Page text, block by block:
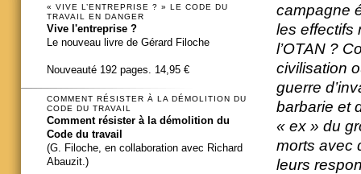
campagne
les effectifs
l’OTAN ?
civilisation
guerre
barbarie et
« ex » du
morts avec
leurs
« VIVE L’ENTREPRISE ? » LE CODE DU
TRAVAIL EN DANGER
Vive l'entreprise ?
Le nouveau livre de Gérard Filoche
Nouveauté 192 pages. 14,95 €
COMMENT RÉSISTER À LA DÉMOLITION DU
CODE DU TRAVAIL
Comment résister à la démolition du
Code du travail
(G. Filoche, en collaboration avec Richard
Abauzit.)